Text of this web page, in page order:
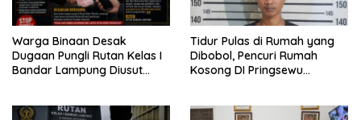
Warga Binaan Desak
Dugaan Pungli Rutan Kelas I
Bandar Lampung Diusut
Tidur Pulas di Rumah yang
Dibobol, Pencuri Rumah
Kosong DI Pringsewu